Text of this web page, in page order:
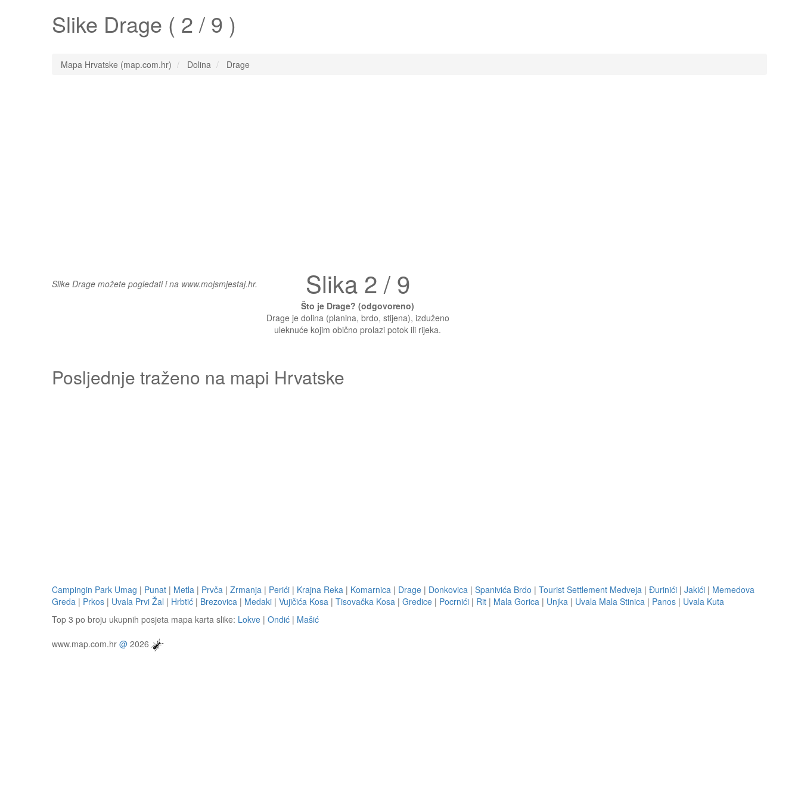
Slike Drage ( 2 / 9 )
Mapa Hrvatske (map.com.hr) Dolina Drage
Slike Drage možete pogledati i na www.mojsmjestaj.hr. Slika 2 / 9
Što je Drage? (odgovoreno)
Drage je dolina (planina, brdo, stijena), izduženo
uleknuće kojim obično prolazi potok ili rijeka.
Posljednje traženo na mapi Hrvatske
Campingin Park Umag | Punat | Metla | Prvča | Zrmanja | Perići | Krajna Reka | Komarnica | Drage | Donkovica | Spanivića Brdo | Tourist Settlement Medveja | Đurinići | Jakići | Memedova
Greda | Prkos | Uvala Prvi Žal | Hrbtić | Brezovica | Medaki | Vujičića Kosa | Tisovačka Kosa | Gredice | Pocrnići | Rit | Mala Gorica | Unjka | Uvala Mala Stinica | Panos | Uvala Kuta
Top 3 po broju ukupnih posjeta mapa karta slike: Lokve | Ondić | Mašić
www.map.com.hr @ 2026